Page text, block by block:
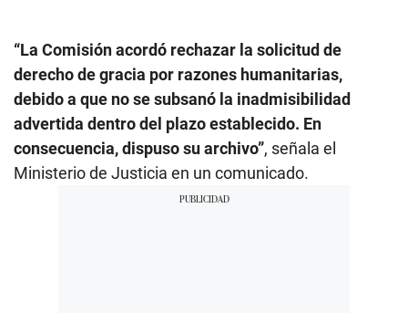
“La Comisión acordó rechazar la solicitud de
derecho de gracia por razones humanitarias,
debido a que no se subsanó la inadmisibilidad
advertida dentro del plazo establecido. En
consecuencia, dispuso su archivo”, señala el
Ministerio de Justicia en un comunicado.